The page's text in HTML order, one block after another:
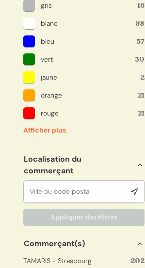
gris 16
blanc 98
bleu 57
vert 30
jaune 2
orange 21
rouge 21
Afficher plus
Localisation du
commerçant
Appliquer des filtres
Commerçant(s)
TAMARIS - Strasbourg 202